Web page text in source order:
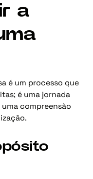
a
é um processo que
é uma jornada
compreensão